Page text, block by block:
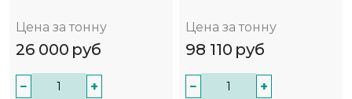
Цена за тонну
26 000 руб
− +
Цена за тонну
98 110 руб
− +